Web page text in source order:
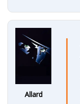
Allard